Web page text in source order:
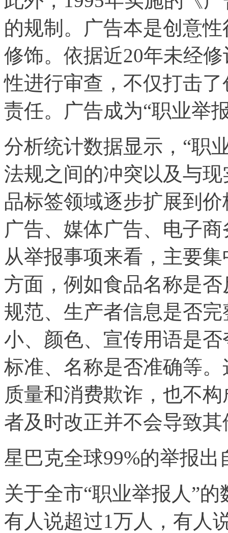
的规制。广告本是创意
修饰。依据近20年未经
性进行审查，不仅打击
责任。广告成为“职业举
分析统计数据显示，“职
法规之间的冲突以及与
品标签领域逐步扩展到
广告、媒体广告、电子
从举报事项来看，主要
方面，例如食品名称是
规范、生产者信息是否
小、颜色、宣传用语是
标准、名称是否准确等
质量和消费欺诈，也不
者及时改正并不会导致
星巴克全球99%的举报出
关于全市“职业举报人”
有人说超过1万人，有人